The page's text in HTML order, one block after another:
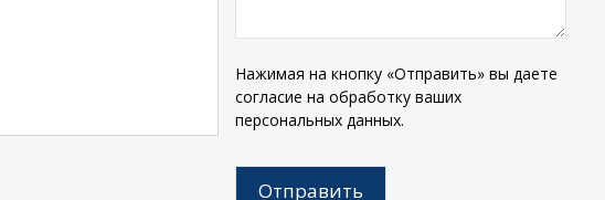
Нажимая на кнопку «Отправить» вы даете
согласие на обработку ваших
персональных данных.